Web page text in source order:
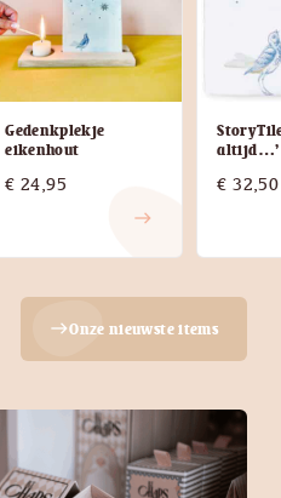
Gedenkplekje
eikenhout
€ 24,95
east
altijd…’
€ 32,50
eastOnze nieuwste items